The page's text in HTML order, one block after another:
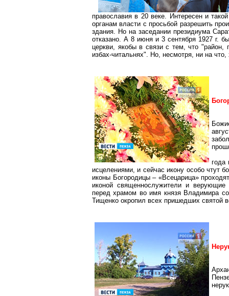
православия в 20 веке. Интересен и
органам власти с просьбой разрешить
здания. Но на заседании президиума
отказано. А 8 июня и 3 сентября 1927 г.
церкви, якобы в связи с тем, что "район,
избах-читальнях". Но, несмотря, ни на
года
исцелениями, и сейчас икону особо чтут
иконы Богородицы – «Всецарица»
иконой священнослужители и верующие
перед храмом во имя князя Владимира
Тищенко окропил всех пришедших святой